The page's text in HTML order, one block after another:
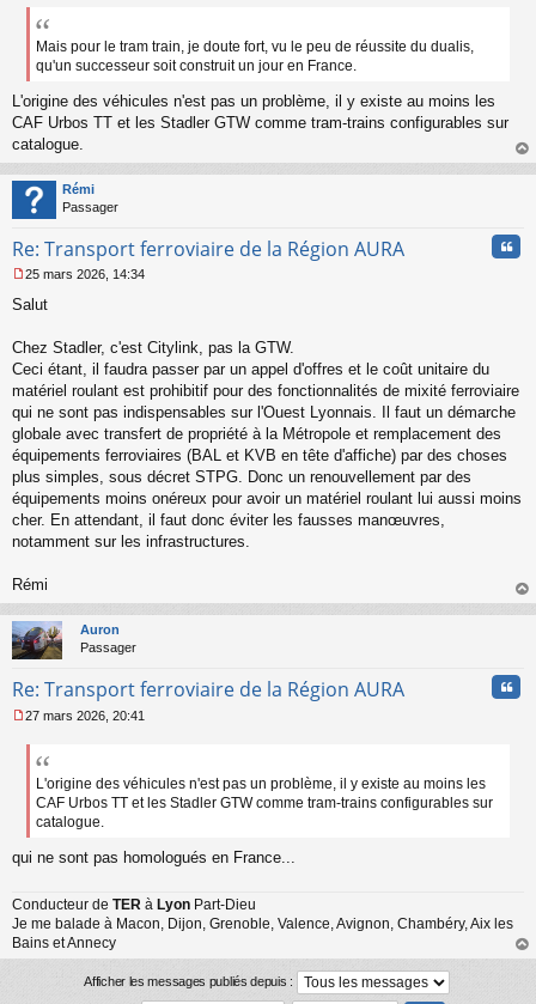
e
g
e
n
n
u
Mais pour le tram train, je doute fort, vu le peu de réussite du dualis,
qu'un successeur soit construit un jour en France.
L'origine des véhicules n'est pas un problème, il y existe au moins les
CAF Urbos TT et les Stadler GTW comme tram-trains configurables sur
catalogue.
au
Rémi
Passager
Re: Transport ferroviaire de la Région AURA
e
s
g
e
n
o
n
l
u
25 mars 2026, 14:34
Salut
Chez Stadler, c'est Citylink, pas la GTW.
Ceci étant, il faudra passer par un appel d'offres et le coût unitaire du
matériel roulant est prohibitif pour des fonctionnalités de mixité ferroviaire
qui ne sont pas indispensables sur l'Ouest Lyonnais. Il faut un démarche
globale avec transfert de propriété à la Métropole et remplacement des
équipements ferroviaires (BAL et KVB en tête d'affiche) par des choses
plus simples, sous décret STPG. Donc un renouvellement par des
équipements moins onéreux pour avoir un matériel roulant lui aussi moins
cher. En attendant, il faut donc éviter les fausses manœuvres,
notamment sur les infrastructures.
Rémi
au
Auron
Passager
Re: Transport ferroviaire de la Région AURA
e
e
n
l
u
27 mars 2026, 20:41
L'origine des véhicules n'est pas un problème, il y existe au moins les
CAF Urbos TT et les Stadler GTW comme tram-trains configurables sur
catalogue.
qui ne sont pas homologués en France...
Conducteur de TER à Lyon Part-Dieu
Je me balade à Macon, Dijon, Grenoble, Valence, Avignon, Chambéry, Aix les
Bains et Annecy
au
Afficher les messages publiés depuis :